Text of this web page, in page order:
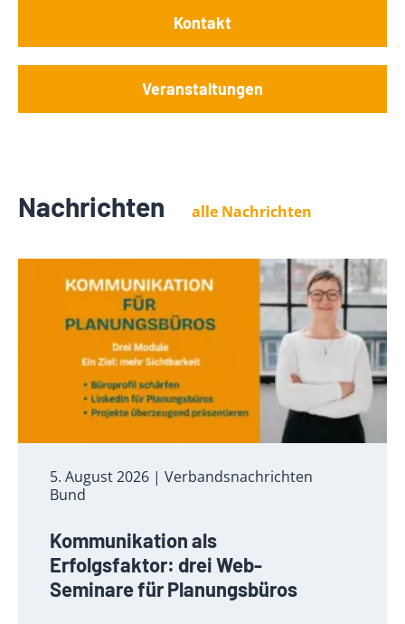
Veranstaltungen
Kontakt
Nachrichten alle Nachrichten
5. August 2026 | Verbandsnachrichten
Bund
Kommunikation als
Erfolgsfaktor: drei Web-
Seminare für Planungsbüros